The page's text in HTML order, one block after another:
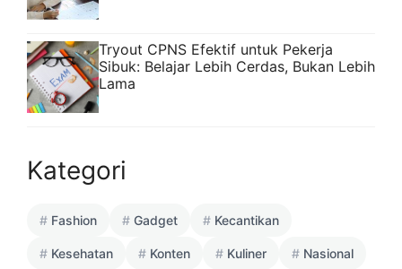
Tryout CPNS Efektif untuk Pekerja
Sibuk: Belajar Lebih Cerdas, Bukan Lebih
Lama
Kategori
Fashion Gadget Kecantikan
Kesehatan Konten Kuliner Nasional